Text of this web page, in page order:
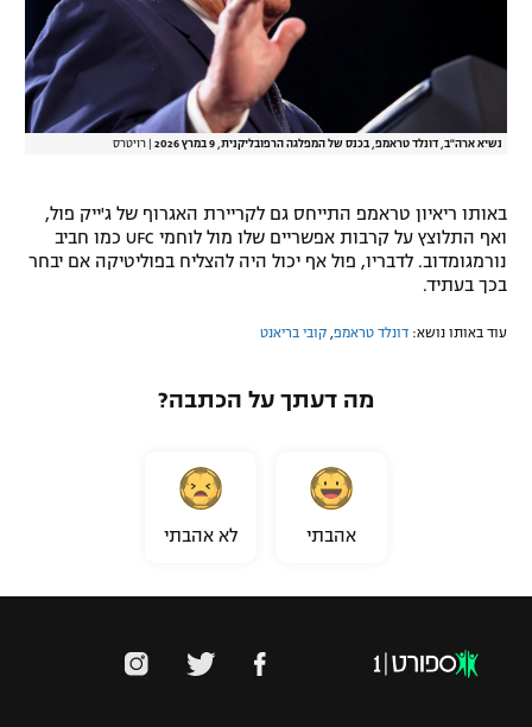
נשיא ארה"ב, דונלד טראמפ, בכנס של המפלגה הרפובליקנית, 9 במרץ 2026 רויטרס
באותו ריאיון טראמפ התייחס גם לקריירת האגרוף של ג'ייק פול,
ואף התלוצץ על קרבות אפשריים שלו מול לוחמי UFC כמו חביב
נורמגומדוב. לדבריו, פול אף יכול היה להצליח בפוליטיקה אם יבחר
בכך בעתיד.
עוד באותו נושא: דונלד טראמפ קובי בריאנט
מה דעתך על הכתבה?
אהבתי לא אהבתי